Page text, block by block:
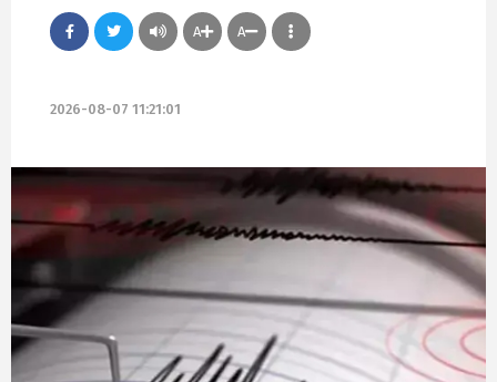
A A
2026-08-07 11:21:01